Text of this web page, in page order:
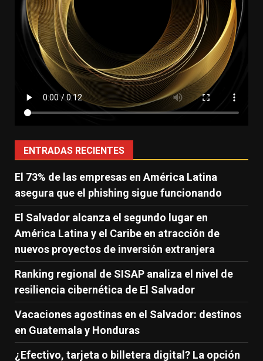
ENTRADAS RECIENTES
El 73% de las empresas en América Latina
asegura que el phishing sigue funcionando
El Salvador alcanza el segundo lugar en
América Latina y el Caribe en atracción de
nuevos proyectos de inversión extranjera
Ranking regional de SISAP analiza el nivel de
resiliencia cibernética de El Salvador
Vacaciones agostinas en el Salvador: destinos
en Guatemala y Honduras
¿Efectivo, tarjeta o billetera digital? La opción